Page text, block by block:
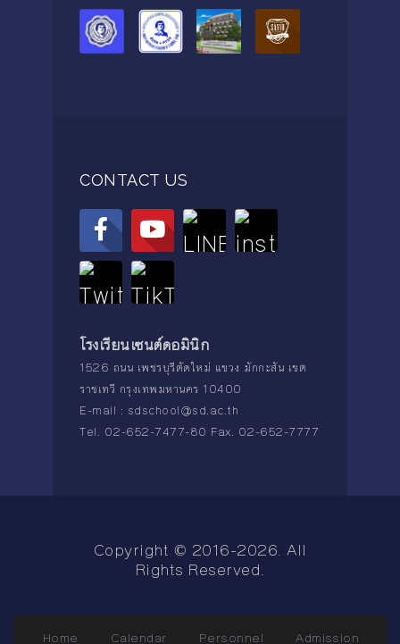
CONTACT US
โรงเรียนเซนต์ดอมินิก
1526 ถนน เพชรบุรีตัดใหม่ แขวง มักกะสัน เขต
ราชเทวี กรุงเทพมหานคร 10400
E-mail : sdschool@sd.ac.th
Tel. 02-652-7477-80 Fax. 02-652-7777
Copyright © 2016-2026. All
Rights Reserved.
Home Calendar Personnel Admission